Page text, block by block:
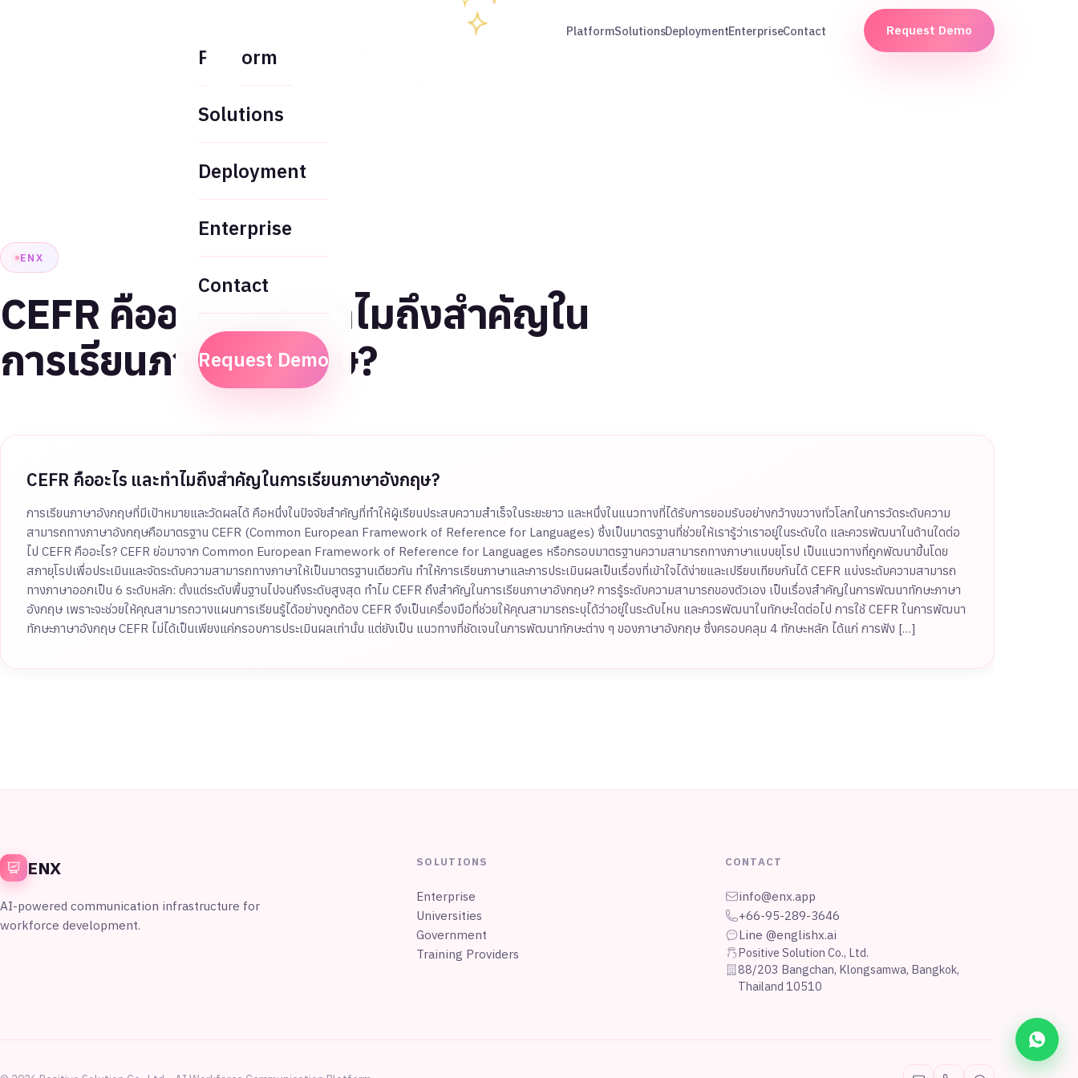
PlatformSolutionsDeploymentEnterpriseContact Request Demo
Platform
Solutions
Deployment
Enterprise
Contact
Request Demo
ENX
CEFR คืออะไร และทำไมถึงสำคัญใน
การเรียนภาษาอังกฤษ?
CEFR คืออะไร และทำไมถึงสำคัญในการเรียนภาษาอังกฤษ?
การเรียนภาษาอังกฤษที่มีเป้าหมายและวัดผลได้ คือหนึ่งในปัจจัยสำคัญที่ทำให้ผู้เรียนประสบความสำเร็จในระยะยาว และหนึ่งในแนวทางที่ได้รับการยอมรับอย่างกว้างขวางทั่วโลกในการวัดระดับความ
สามารถทางภาษาอังกฤษคือมาตรฐาน CEFR (Common European Framework of Reference for Languages) ซึ่งเป็นมาตรฐานที่ช่วยให้เรารู้ว่าเราอยู่ในระดับใด และควรพัฒนาในด้านใดต่อ
ไป CEFR คืออะไร? CEFR ย่อมาจาก Common European Framework of Reference for Languages หรือกรอบมาตรฐานความสามารถทางภาษาแบบยุโรป เป็นแนวทางที่ถูกพัฒนาขึ้นโดย
สภายุโรปเพื่อประเมินและจัดระดับความสามารถทางภาษาให้เป็นมาตรฐานเดียวกัน ทำให้การเรียนภาษาและการประเมินผลเป็นเรื่องที่เข้าใจได้ง่ายและเปรียบเทียบกันได้ CEFR แบ่งระดับความสามารถ
ทางภาษาออกเป็น 6 ระดับหลัก: ตั้งแต่ระดับพื้นฐานไปจนถึงระดับสูงสุด ทำไม CEFR ถึงสำคัญในการเรียนภาษาอังกฤษ? การรู้ระดับความสามารถของตัวเอง เป็นเรื่องสำคัญในการพัฒนาทักษะภาษา
อังกฤษ เพราะจะช่วยให้คุณสามารถวางแผนการเรียนรู้ได้อย่างถูกต้อง CEFR จึงเป็นเครื่องมือที่ช่วยให้คุณสามารถระบุได้ว่าอยู่ในระดับไหน และควรพัฒนาในทักษะใดต่อไป การใช้ CEFR ในการพัฒนา
ทักษะภาษาอังกฤษ CEFR ไม่ได้เป็นเพียงแค่กรอบการประเมินผลเท่านั้น แต่ยังเป็น แนวทางที่ชัดเจนในการพัฒนาทักษะต่าง ๆ ของภาษาอังกฤษ ซึ่งครอบคลุม 4 ทักษะหลัก ได้แก่ การฟัง […]
ENX
AI-powered communication infrastructure for
workforce development.
SOLUTIONS
Enterprise
Universities
Government
Training Providers
CONTACT
info@enx.app
+66-95-289-3646
Line @englishx.ai
Positive Solution Co., Ltd.
88/203 Bangchan, Klongsamwa, Bangkok,
Thailand 10510